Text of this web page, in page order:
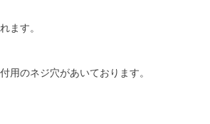
ます。
用のネジ穴があいております。